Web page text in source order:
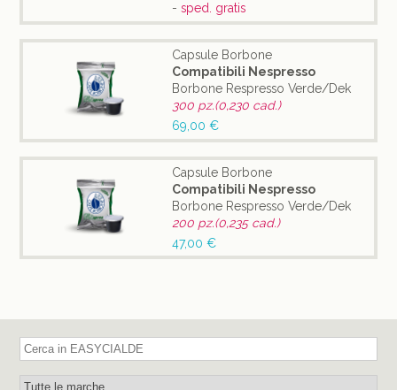
- sped. gratis
Capsule Borbone
Compatibili Nespresso
Borbone Respresso Verde/Dek
300 pz.(0,230 cad.)
69,00 €
Capsule Borbone
Compatibili Nespresso
Borbone Respresso Verde/Dek
200 pz.(0,235 cad.)
47,00 €